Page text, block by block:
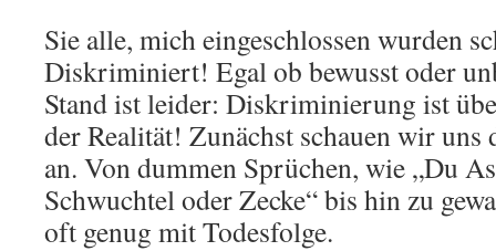
Sie alle, mich eingeschlossen wurden
Diskriminiert! Egal ob bewusst oder
Stand ist leider: Diskriminierung ist
der Realität! Zunächst schauen wir uns
an. Von dummen Sprüchen, wie „Du
Schwuchtel oder Zecke“ bis hin zu
oft genug mit Todesfolge.